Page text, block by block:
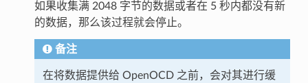
如果收集满 2048 字节的数据或者在 5 秒内都没有新
的数据，那么该过程就会停止。
备注
在将数据提供给 OpenOCD 之前，会对其进行缓